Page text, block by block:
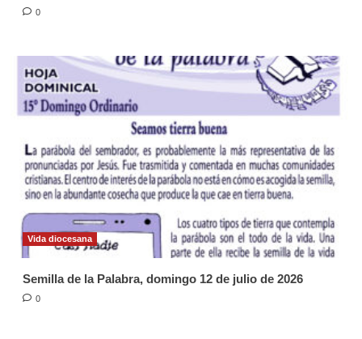
0
Vida diocesana
Semilla de la Palabra, domingo 12 de julio de 2026
0